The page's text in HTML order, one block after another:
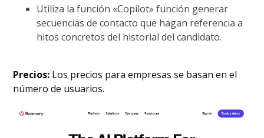
Utiliza la función «Copilot» función generar
secuencias de contacto que hagan referencia a
hitos concretos del historial del candidato.
Precios: Los precios para empresas se basan en el
número de usuarios.